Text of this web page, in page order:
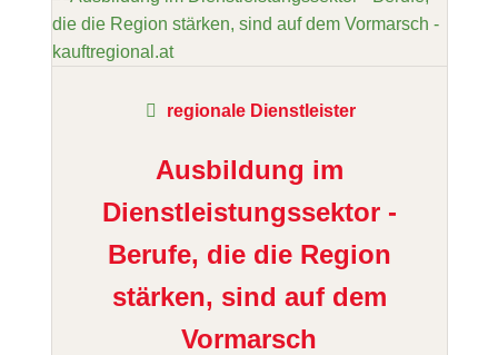
Ausbildung im
Dienstleistungssektor -
Berufe, die die Region
stärken, sind auf dem
Vormarsch
regionale Dienstleister